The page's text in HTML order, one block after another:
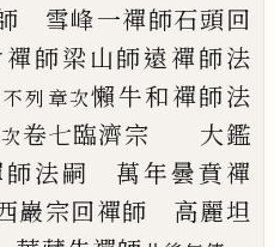
雪峰一禪師石頭回
師梁山師遠禪師法
不列章次懶牛和禪師法
卷七臨濟宗 大鑑
法嗣
萬年曇賁禪
巖宗回禪師 高麗坦